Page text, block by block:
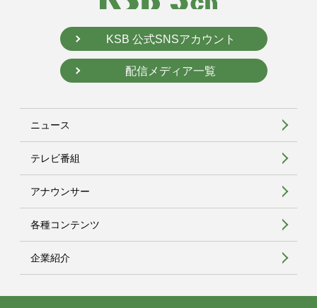
KSB 公式SNSアカウント
配信メディア一覧
ニュース
テレビ番組
アナウンサー
各種コンテンツ
企業紹介